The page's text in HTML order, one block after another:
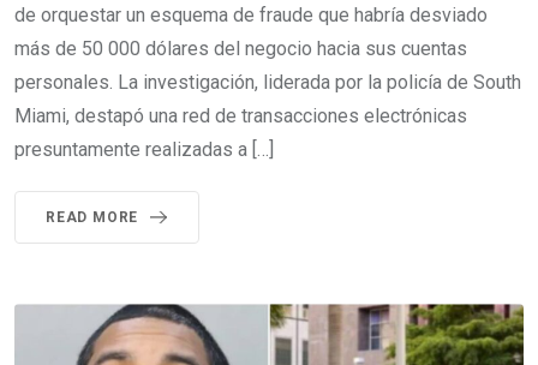
de orquestar un esquema de fraude que habría desviado
más de 50 000 dólares del negocio hacia sus cuentas
personales. La investigación, liderada por la policía de South
Miami, destapó una red de transacciones electrónicas
presuntamente realizadas a […]
READ MORE